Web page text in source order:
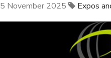
5 November 2025 Expos